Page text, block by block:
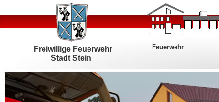
Freiwillige Feuerwehr
Stadt Stein
Feuerwehr